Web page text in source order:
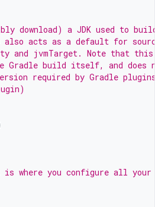
download) a JDK used to
also acts as a default for
and jvmTarget. Note that this
Gradle build itself, and does
required by Gradle
is where you configure all